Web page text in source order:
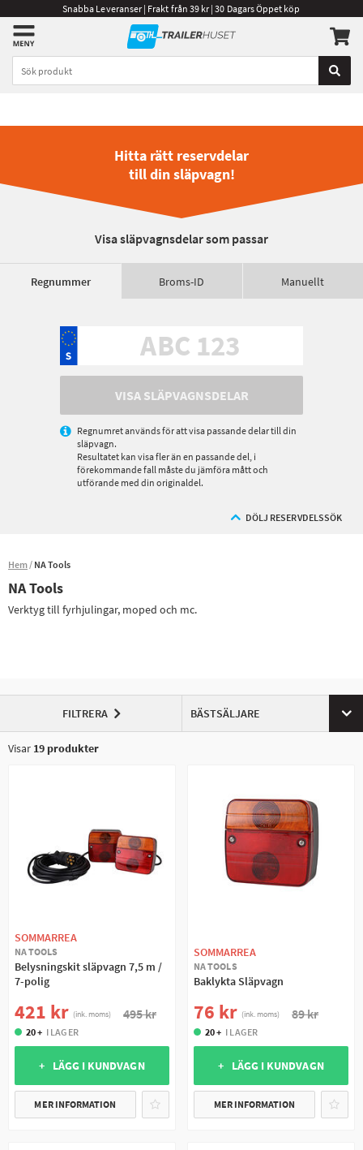
Snabba Leveranser | Frakt från 39 kr | 30 Dagars Öppet köp
Hitta rätt reservdelar
till din släpvagn!
Visa släpvagnsdelar som passar
Regnummer Broms-ID Manuellt
VISA SLÄPVAGNSDELAR
Regnumret används för att visa passande delar till din
släpvagn.
Resultatet kan visa fler än en passande del, i
förekommande fall måste du jämföra mått och
utförande med din originaldel.
DÖLJ RESERVDELSSÖK
Hem NA Tools
NA Tools
Verktyg till fyrhjulingar, moped och mc.
FILTRERA BÄSTSÄLJARE
Visar 19 produkter
SOMMARREA
NA TOOLS
Belysningskit släpvagn 7,5 m /
7-polig
421 kr (ink. moms) 495 kr
20 + I LAGER
+ LÄGG I KUNDVAGN
MER INFORMATION
SOMMARREA
NA TOOLS
Baklykta Släpvagn
76 kr (ink. moms) 89 kr
20 + I LAGER
+ LÄGG I KUNDVAGN
MER INFORMATION